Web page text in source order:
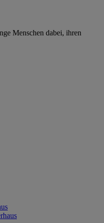
Menschen dabei, ihren